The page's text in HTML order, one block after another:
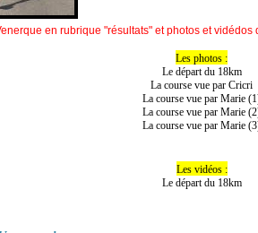
en rubrique "résultats" et photos et vidédos
Les photos :
Le départ du 18km
La course vue par Cricri
La course vue par Marie
La course vue par Marie
La course vue par Marie
Les vidéos :
Le départ du 18km